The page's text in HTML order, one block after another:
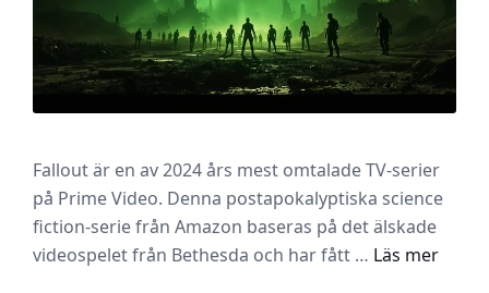
Fallout är en av 2024 års mest omtalade TV-serier
på Prime Video. Denna postapokalyptiska science
fiction-serie från Amazon baseras på det älskade
videospelet från Bethesda och har fått … Läs mer